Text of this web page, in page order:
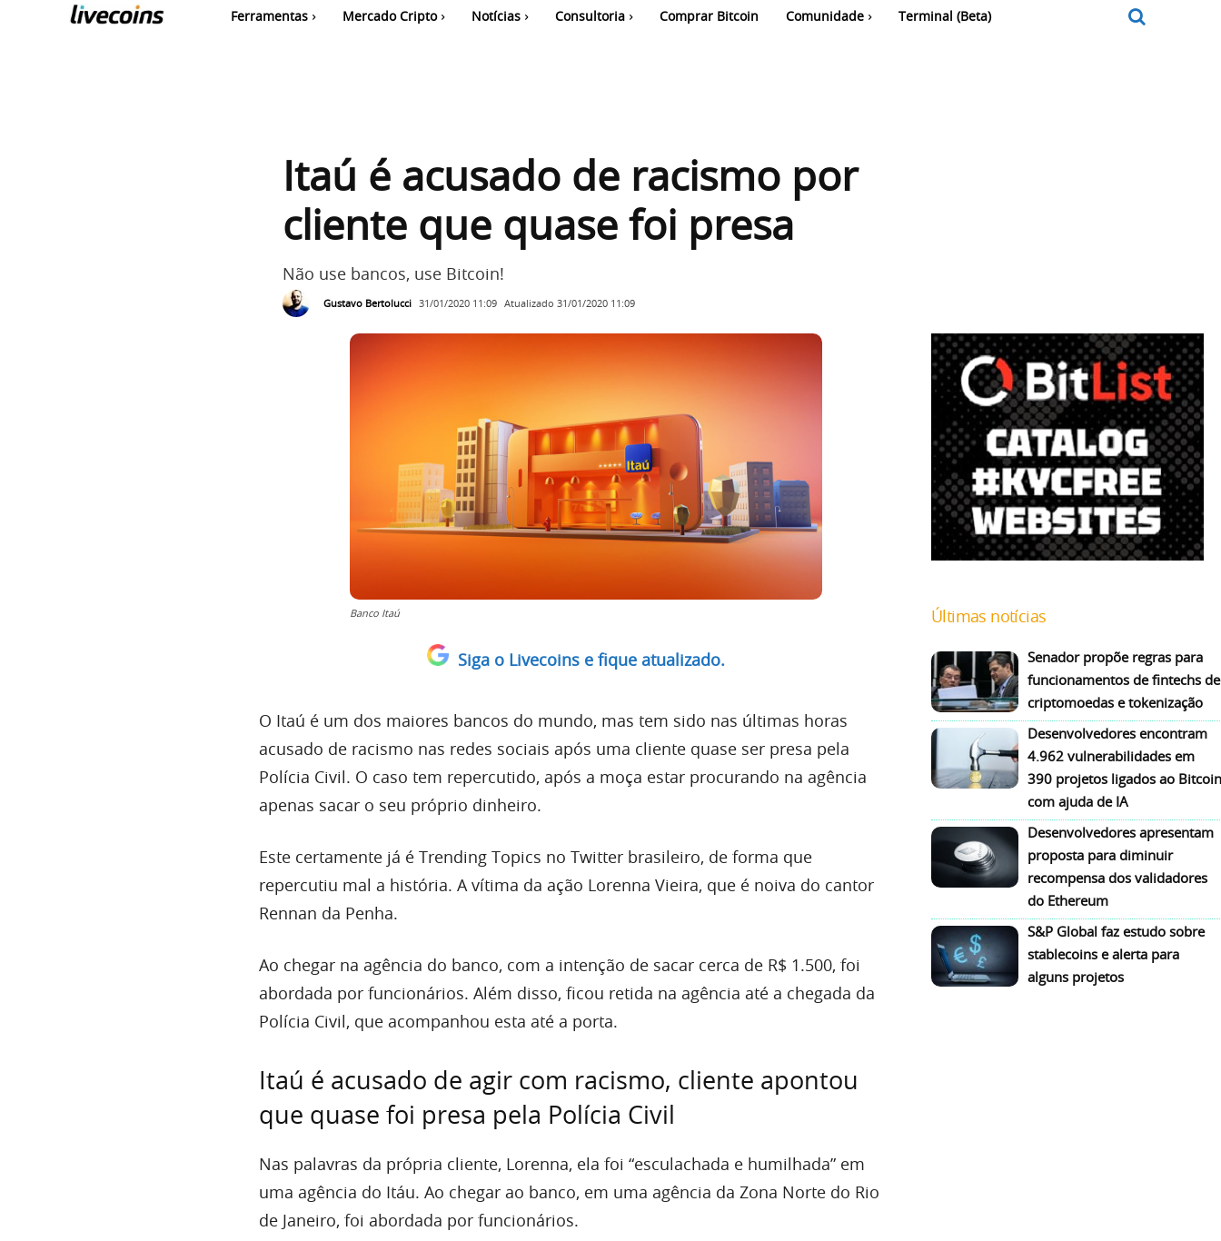
Ferramentas Mercado Cripto Notícias Consultoria Comprar Bitcoin Comunidade Terminal (Beta)
Itaú é acusado de racismo por
cliente que quase foi presa
Não use bancos, use Bitcoin!
Gustavo Bertolucci 31/01/2020 11:09 Atualizado 31/01/2020 11:09
Banco Itaú
Siga o Livecoins e fique atualizado.
O Itaú é um dos maiores bancos do mundo, mas tem sido nas últimas horas
acusado de racismo nas redes sociais após uma cliente quase ser presa pela
Polícia Civil. O caso tem repercutido, após a moça estar procurando na agência
apenas sacar o seu próprio dinheiro.
Este certamente já é Trending Topics no Twitter brasileiro, de forma que
repercutiu mal a história. A vítima da ação Lorenna Vieira, que é noiva do cantor
Rennan da Penha.
Ao chegar na agência do banco, com a intenção de sacar cerca de R$ 1.500, foi
abordada por funcionários. Além disso, ficou retida na agência até a chegada da
Polícia Civil, que acompanhou esta até a porta.
Itaú é acusado de agir com racismo, cliente apontou
que quase foi presa pela Polícia Civil
Nas palavras da própria cliente, Lorenna, ela foi “esculachada e humilhada” em
uma agência do Itáu. Ao chegar ao banco, em uma agência da Zona Norte do Rio
de Janeiro, foi abordada por funcionários.
Últimas notícias
Senador propõe regras para
funcionamentos de fintechs de
criptomoedas e tokenização
Desenvolvedores encontram
4.962 vulnerabilidades em
390 projetos ligados ao Bitcoin
com ajuda de IA
Desenvolvedores apresentam
proposta para diminuir
recompensa dos validadores
do Ethereum
S&P Global faz estudo sobre
stablecoins e alerta para
alguns projetos